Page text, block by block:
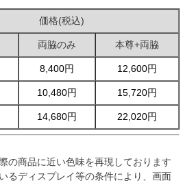
価格(税込)
両脇のみ 本尊+両脇
8,400円 12,600円
10,480円 15,720円
14,680円 22,020円
の商品に近い色味を再現しております
るディスプレイ等の条件により、画面